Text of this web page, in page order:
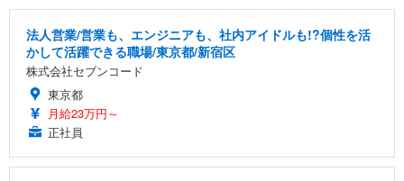
法人営業/営業も、エンジニアも、社内アイドルも!?個性を活
かして活躍できる職場/東京都/新宿区
株式会社セブンコード
東京都
月給23万円～
正社員